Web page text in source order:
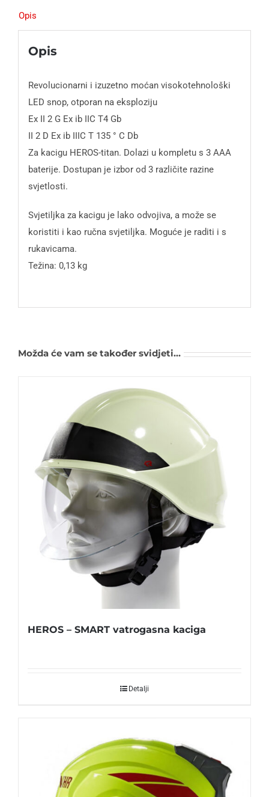
Opis
Opis
Revolucionarni i izuzetno moćan visokotehnološki
LED snop, otporan na eksploziju
Ex II 2 G Ex ib IIC T4 Gb
II 2 D Ex ib IIIC T 135 ° C Db
Za kacigu HEROS-titan. Dolazi u kompletu s 3 AAA
baterije. Dostupan je izbor od 3 različite razine
svjetlosti.
Svjetiljka za kacigu je lako odvojiva, a može se
koristiti i kao ručna svjetiljka. Moguće je raditi i s
rukavicama.
Težina: 0,13 kg
Možda će vam se također svidjeti…
HEROS – SMART vatrogasna kaciga
Detalji